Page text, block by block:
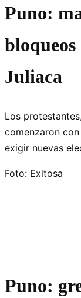
Puno:
Juliaca
Los
comenzaron
exigir nuevas
Foto: Exitosa
Puno: